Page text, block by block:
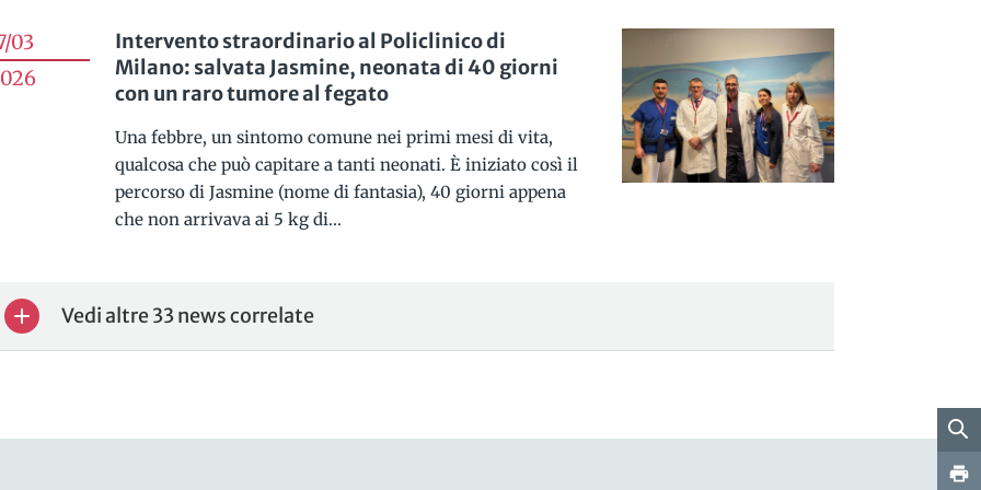
03
Intervento straordinario al Policlinico di
Milano: salvata Jasmine, neonata di 40 giorni
con un raro tumore al fegato
Una febbre, un sintomo comune nei primi mesi di vita,
qualcosa che può capitare a tanti neonati. È iniziato così il
percorso di Jasmine (nome di fantasia), 40 giorni appena
che non arrivava ai 5 kg di...
Vedi altre 33 news correlate